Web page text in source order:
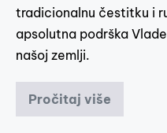
tradicionalnu čestitku i
apsolutna podrška
našoj zemlji.
Pročitaj više